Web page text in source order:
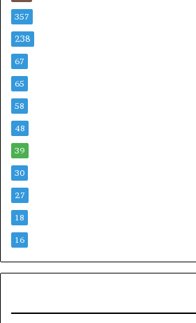
357
238
67
65
58
48
39
30
27
18
16